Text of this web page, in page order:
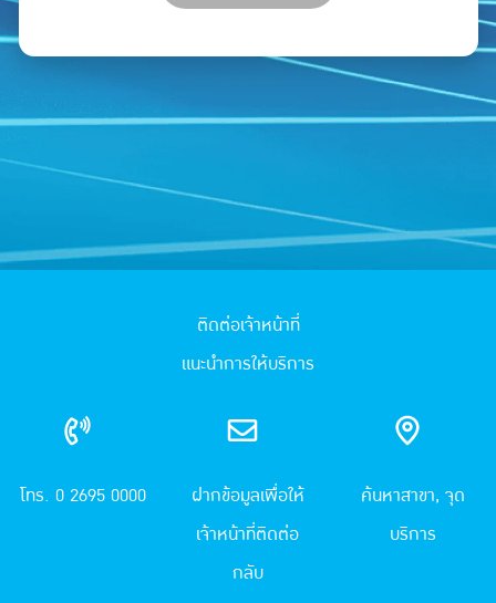
ติดต่อเจ้าหน้าที่
แนะนำการให้บริการ
โทร. 0 2695 0000
ฝากข้อมูลเพื่อให้
เจ้าหน้าที่ติดต่อ
กลับ
ค้นหาสาขา, จุด
บริการ